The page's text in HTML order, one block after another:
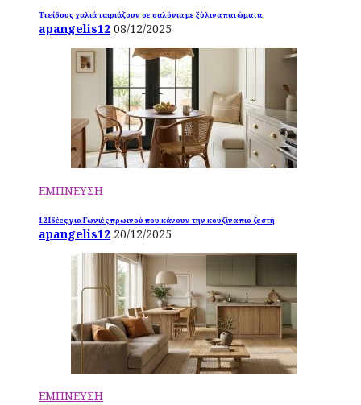
Τι είδους χαλιά ταιριάζουν σε σαλόνια με ξύλινα πατώματα;
apangelis12 08/12/2025
ΕΜΠΝΕΥΣΗ
12 Ιδέες για Γωνιές πρωινού που κάνουν την κουζίνα πιο ζεστή
apangelis12 20/12/2025
ΕΜΠΝΕΥΣΗ